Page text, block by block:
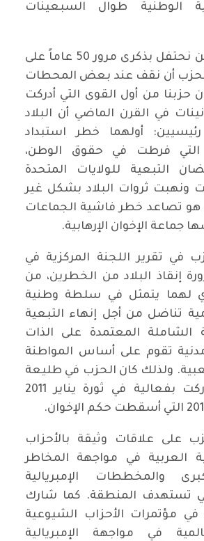
الوطنية طوال السبعينات
ومن المهم ونحن نحتفل بذكرى مرور 50 عاماً على
أن نقف عند بعض المحطات
حزبنا من أول القوى التي أدركت
في القرن الماضي أن البلاد
أولهما خطر استبداد
فرطت في حقوق الوطن،
التبعية للولايات المتحدة
ونهبت ثروات البلاد بشكل غير
هو تصاعد خطر فاشية الجماعات
جماعة الإخوان الإرهابية.
في تقرير اللجنة المركزية في
1989 بضرورة إنقاذ البلاد من الخطرين، من
لهما يتمثل في سلطة وطنية
تناضل من أجل إنهاء التبعية
الشاملة المعتمدة على الذات
تقوم على أساس المواطنة
ولذلك كان الحزب في طليعة
القوى التي شاركت بفعالية في ثورة يناير 2011
على علاقات وثيقة بالأحزاب
العربية في مواجهة المخاطر
والمخططات الإمبريالية
تستهدف المنطقة. كما شارك
في مؤتمرات الأحزاب الشيوعية
في مواجهة الإمبريالية